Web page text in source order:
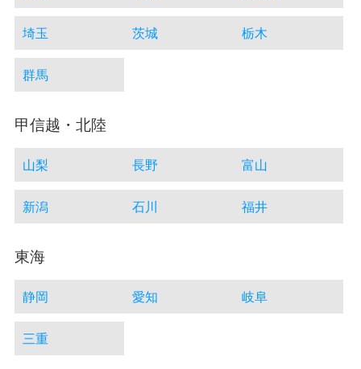
埼玉 茨城 栃木
群馬
甲信越・北陸
山梨 長野 富山
新潟 石川 福井
東海
静岡 愛知 岐阜
三重